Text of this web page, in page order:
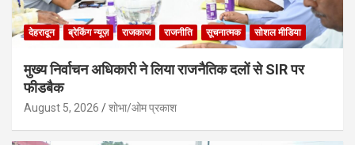
देहरादून ब्रेकिंग न्यूज़ राजकाज राजनीति सूचनात्मक सोशल मीडिया
मुख्य निर्वाचन अधिकारी ने लिया राजनैतिक दलों से SIR पर
फीडबैक
August 5, 2026 शोभा/ओम प्रकाश